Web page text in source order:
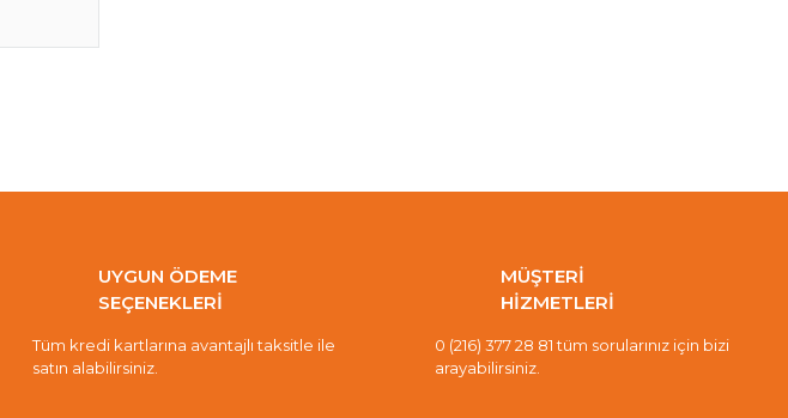
UYGUN ÖDEME
SEÇENEKLERİ
Tüm kredi kartlarına avantajlı taksitle ile
satın alabilirsiniz.
MÜŞTERİ
HİZMETLERİ
0 (216) 377 28 81 tüm sorularınız için bizi
arayabilirsiniz.